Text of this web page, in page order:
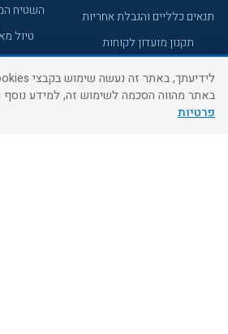
תנאים כלליים והגבלת אחריות
תקנון מועדון לקוחות
השטיח
טיול
טיולים
באתר מהווה הסכמה לשימוש זה, למידע נוסף
פרטיות